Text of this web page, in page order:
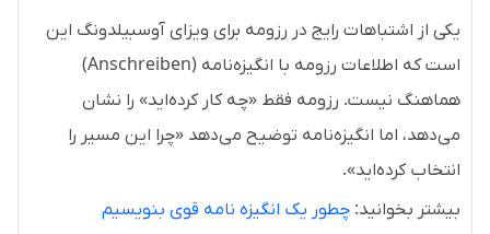
یکی از اشتباهات رایج در رزومه برای ویزای آوسبیلدونگ این
است که اطلاعات رزومه با انگیزه‌نامه (Anschreiben)
هماهنگ نیست. رزومه فقط «چه کار کرده‌اید» را نشان
می‌دهد، اما انگیزه‌نامه توضیح می‌دهد «چرا این مسیر را
انتخاب کرده‌اید».
بیشتر بخوانید: چطور یک انگیزه نامه قوی بنویسیم